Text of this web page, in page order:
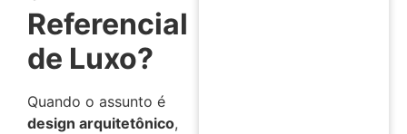
Referencial
de Luxo?
Quando o assunto é
design arquitetônico,